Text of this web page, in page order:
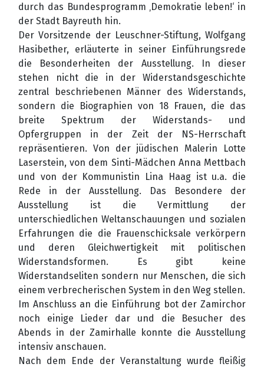
durch das Bundesprogramm ‚Demokratie leben!‘ in
der Stadt Bayreuth hin.
Der Vorsitzende der Leuschner-Stiftung, Wolfgang
Hasibether, erläuterte in seiner Einführungsrede
die Besonderheiten der Ausstellung. In dieser
stehen nicht die in der Widerstandsgeschichte
zentral beschriebenen Männer des Widerstands,
sondern die Biographien von 18 Frauen, die das
breite Spektrum der Widerstands- und
Opfergruppen in der Zeit der NS-Herrschaft
repräsentieren. Von der jüdischen Malerin Lotte
Laserstein, von dem Sinti-Mädchen Anna Mettbach
und von der Kommunistin Lina Haag ist u.a. die
Rede in der Ausstellung. Das Besondere der
Ausstellung ist die Vermittlung der
unterschiedlichen Weltanschauungen und sozialen
Erfahrungen die die Frauenschicksale verkörpern
und deren Gleichwertigkeit mit politischen
Widerstandsformen. Es gibt keine
Widerstandseliten sondern nur Menschen, die sich
einem verbrecherischen System in den Weg stellen.
Im Anschluss an die Einführung bot der Zamirchor
noch einige Lieder dar und die Besucher des
Abends in der Zamirhalle konnte die Ausstellung
intensiv anschauen.
Nach dem Ende der Veranstaltung wurde fleißig